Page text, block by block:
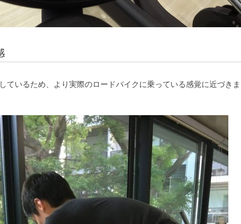
ているため、より実際のロードバイクに乗っている感覚に近づきま